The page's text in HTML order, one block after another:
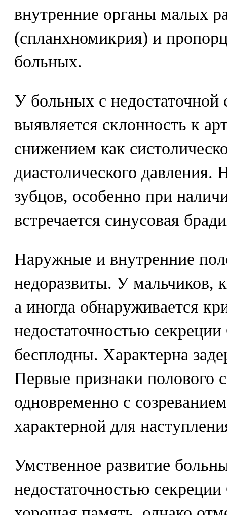
внутренние органы малых
(спланхномикрия) и
больных.
У больных с
выявляется склонность к
снижением как
диастолического
зубцов, особенно при
встречается синусовая
Наружные и внутренние
недоразвиты. У мальчиков,
а иногда обнаруживается
недостаточностью
бесплодны. Характерна
Первые признаки полового
одновременно с
характерной для
Умственное развитие
недостаточностью